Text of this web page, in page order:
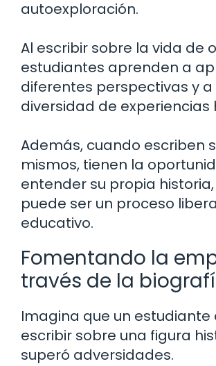
autoexploración.
Al escribir sobre la vida de
estudiantes aprenden a
diferentes perspectivas y
diversidad de experiencias
Además, cuando escriben
mismos, tienen la
entender su propia
puede ser un proceso
educativo.
Fomentando la
través de la
Imagina que un estudiante
escribir sobre una figura
superó adversidades.